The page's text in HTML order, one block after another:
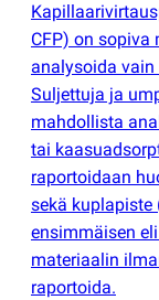
CFP) on sopiva
analysoida
Suljettuja ja
mahdollista
tai
raportoidaan
sekä kuplapiste
ensimmäisen
materiaalin
raportoida.